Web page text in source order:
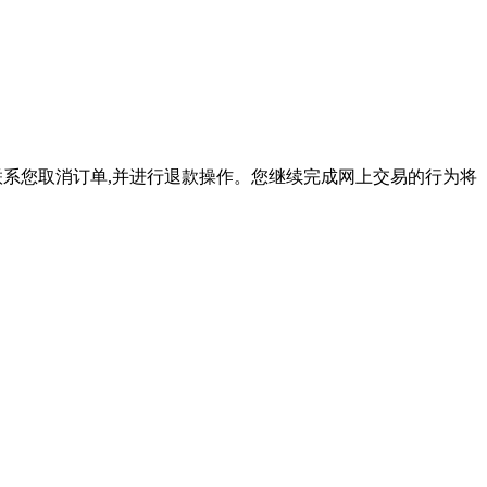
您取消订单,并进行退款操作。您继续完成网上交易的行为将